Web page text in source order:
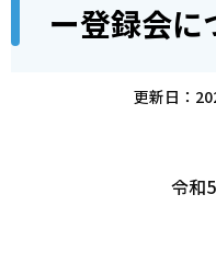
頭
ー登録会に
更新日：
令和